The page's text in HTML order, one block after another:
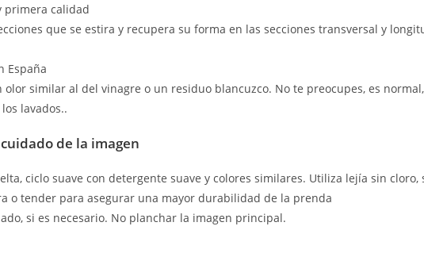
primera calidad
que se estira y recupera su forma en las secciones transversal y
España
olor similar al del vinagre o un residuo blancuzco. No te preocupes, es
lavados..
de la imagen
ciclo suave con detergente suave y colores similares. Utiliza lejía sin
o tender para asegurar una mayor durabilidad de la prenda
si es necesario. No planchar la imagen principal.